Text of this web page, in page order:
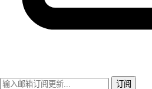
订阅